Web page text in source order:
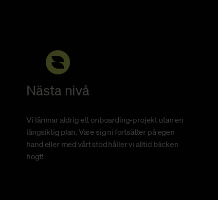
Nästa nivå
Vi lämnar aldrig ett onboarding-projekt utan en
långsiktig plan. Vare sig ni fortsätter på egen
hand eller med vårt stöd håller vi alltid blicken
högt!